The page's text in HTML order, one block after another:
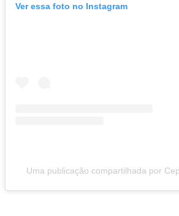
Ver essa foto no Instagram
Uma publicação compartilhada por